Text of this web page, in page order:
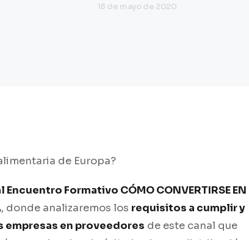
18 de mayo de 2020
de Europa?
Encuentro Formativo CÓMO CONVERTIRSE EN
, donde analizaremos los requisitos a cumplir y
en proveedores de este canal que